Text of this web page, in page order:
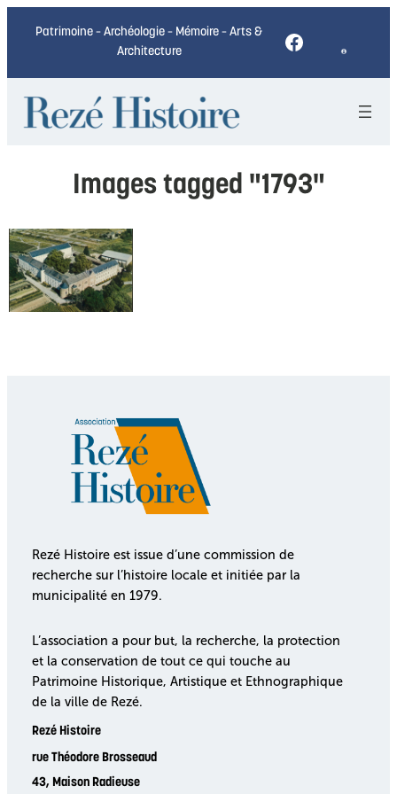
Patrimoine – Archéologie – Mémoire – Arts &
Architecture
Facebook
Images tagged "1793"
Rezé Histoire est issue d’une commission de
recherche sur l’histoire locale et initiée par la
municipalité en 1979.
L’association a pour but, la recherche, la protection
et la conservation de tout ce qui touche au
Patrimoine Historique, Artistique et Ethnographique
de la ville de Rezé.
Rezé Histoire
rue Théodore Brosseaud
43, Maison Radieuse